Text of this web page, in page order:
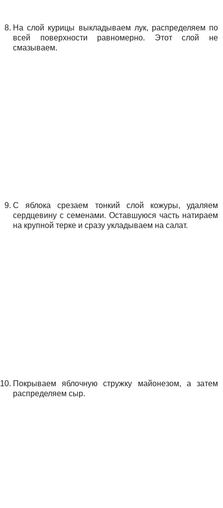
На слой курицы выкладываем лук, распределяем по
всей поверхности равномерно. Этот слой не
смазываем.
С яблока срезаем тонкий слой кожуры, удаляем
сердцевину с семенами. Оставшуюся часть натираем
на крупной терке и сразу укладываем на салат.
Покрываем яблочную стружку майонезом, а затем
распределяем сыр.